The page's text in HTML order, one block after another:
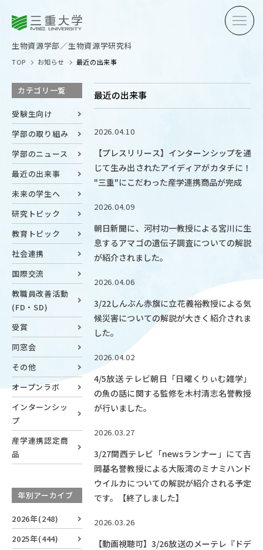
生物資源学部 生物資源学研究科
受験生の方へ
卒業生の方へ 企業・
オープンキャンパス
OUR OPEN
学問探求セミナー
ABOUT
ACADEMICS
教育（学部・大学院等）
ADMISSION
入試情報
RESEARCH
研究
TOP お知らせ 最近の出来事
カテゴリ一覧
受験生向け
学部の取り組み
学部のニュース
最近の出来事
未来の学生へ
研究トピック
教育トピック
社会連携
国際交流
教職員改善活動
(FD・SD)
受賞
同窓会
その他
オープンラボ
インターンシッ
プ
産学連携認定商
品
年別アーカイブ
2026年(248)
2025年(444)
最近の出来事
2026.04.10
【プレスリリース】インターンシップを通
じて生み出されたアイディアがカタチに！
"三重"にこだわった産学連携商品が完成
2026.04.09
朝日新聞に、河村功一教授による宮川に生
息するアマゴの遺伝子調査についての解説
が紹介されました。
2026.04.06
3/22しんぶん赤旗に立花義裕教授による気
候災害についての解説が大きく紹介されま
した。
2026.04.02
4/5放送 テレビ朝日「日曜くりぃむ雑学」
の魚の話に関する監修を木村清志名誉教授
が行いました。
2026.03.27
3/27関西テレビ「newsランナー」にて吉
岡基名誉教授による大阪湾のミナミハンド
ウイルカについての解説が紹介される予定
です。【終了しました】
2026.03.26
【動画視聴可】3/26放送のメーテレ『ドデ